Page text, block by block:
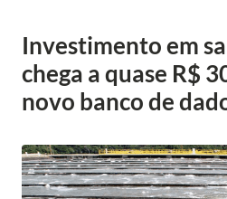
Investimento em
chega a quase R$
novo banco de